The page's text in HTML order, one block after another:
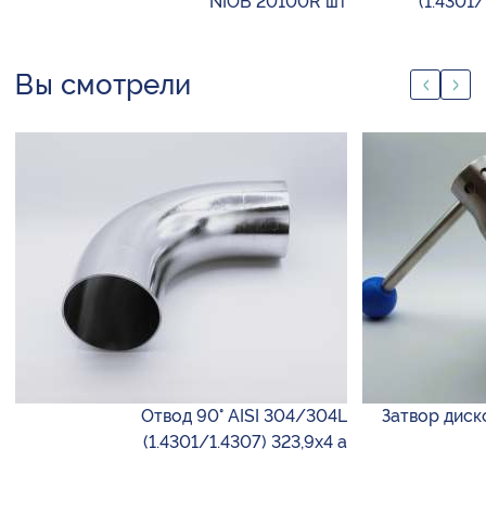
Вы смотрели
Отвод 90° AISI 304/304L
(1.4301/1.4307) 323,9х4 а
Затвор